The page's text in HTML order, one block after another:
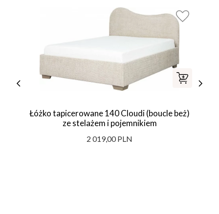
Łóżko tapicerowane 140 Cloudi (boucle beż)
ze stelażem i pojemnikiem
2 019,00 PLN